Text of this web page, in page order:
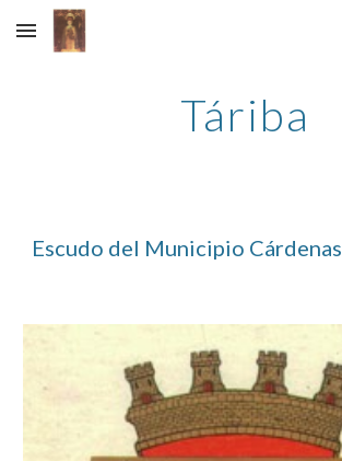
Skip to main content
Táriba
Escudo del Municipio Cárdenas